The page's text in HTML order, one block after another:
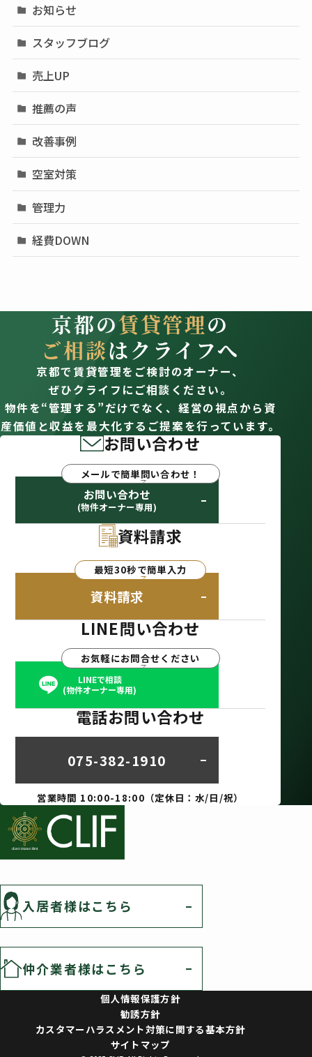
お知らせ
スタッフブログ
売上UP
推薦の声
改善事例
空室対策
管理力
経費DOWN
京都の賃貸管理の
ご相談はクライフへ
京都で賃貸管理をご検討のオーナー、
ぜひクライフにご相談ください。
物件を“管理する”だけでなく、経営の視点から資
産価値と収益を最大化するご提案を行っています。
お問い合わせ
メールで簡単問い合わせ！
お問い合わせ
(物件オーナー専用)
資料請求
最短30秒で簡単入力
資料請求
LINE問い合わせ
お気軽にお問合せください
LINEで相談
(物件オーナー専用)
電話お問い合わせ
075-382-1910
営業時間 10:00-18:00（定休日：水/日/祝）
入居者様はこちら
仲介業者様はこちら
個人情報保護方針
勧誘方針
カスタマーハラスメント対策に関する基本方針
サイトマップ